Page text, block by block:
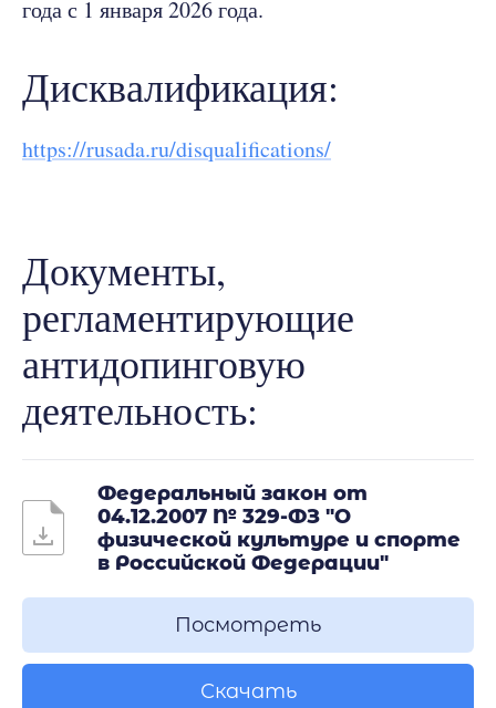
года с 1 января 2026 года.
Дисквалификация:
https://rusada.ru/disqualifications/
Документы,
регламентирующие
антидопинговую
деятельность:
Федеральный закон от
04.12.2007 № 329-ФЗ "О
физической культуре и спорте
в Российской Федерации"
Посмотреть
Скачать